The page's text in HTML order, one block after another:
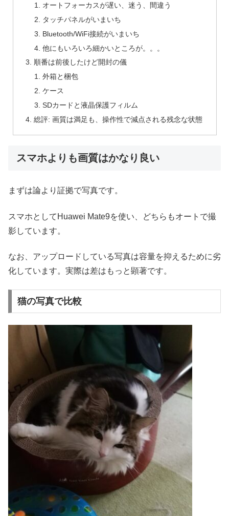
オートフォーカスが遅い、迷う、間違う
タッチパネルがいまいち
Bluetooth/WiFi接続がいまいち
他にもいろいろ細かいところが。。。
順番は前後したけど開封の儀
外箱と梱包
ケース
SDカードと液晶保護フィルム
総評: 画質は満足も、操作性で減点される残念な状態
スマホよりも画質はかなり良い
まずは論より証拠で写真です。
スマホとしてHuawei Mate9を使い、どちらもオートで撮
影しています。
なお、アップロードしている写真は容量を抑えるために劣
化しています。実際は差はもっと顕著です。
猫の写真で比較